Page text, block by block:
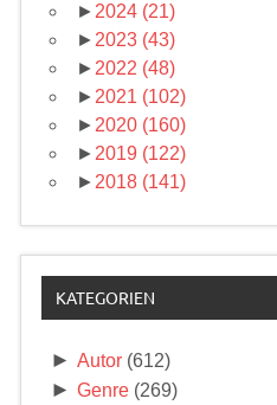
► 2024 (21)
► 2023 (43)
► 2022 (48)
► 2021 (102)
► 2020 (160)
► 2019 (122)
► 2018 (141)
KATEGORIEN
► Autor (612)
► Genre (269)